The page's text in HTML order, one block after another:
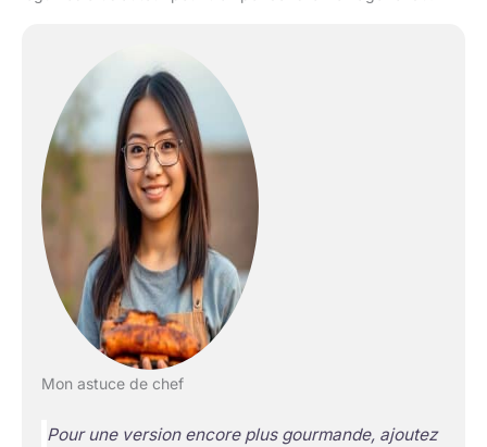
Mon astuce de chef
Pour une version encore plus gourmande, ajoutez